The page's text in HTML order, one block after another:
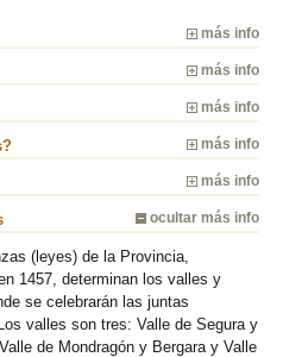
más info
más info
más info
más info
más info
ocultar más info
(leyes) de la Provincia,
1457, determinan los valles y
se celebrarán las juntas
valles son tres: Valle de Segura y
de Mondragón y Bergara y Valle